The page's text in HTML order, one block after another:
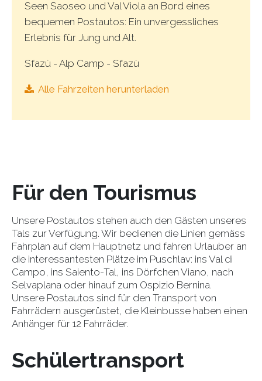
Seen Saoseo und Val Viola an Bord eines
bequemen Postautos: Ein unvergessliches
Erlebnis für Jung und Alt.
Sfazù - Alp Camp - Sfazù
Alle Fahrzeiten herunterladen
Für den Tourismus
Unsere Postautos stehen auch den Gästen unseres
Tals zur Verfügung. Wir bedienen die Linien gemäss
Fahrplan auf dem Hauptnetz und fahren Urlauber an
die interessantesten Plätze im Puschlav: ins Val di
Campo, ins Saiento-Tal, ins Dörfchen Viano, nach
Selvaplana oder hinauf zum Ospizio Bernina.
Unsere Postautos sind für den Transport von
Fahrrädern ausgerüstet, die Kleinbusse haben einen
Anhänger für 12 Fahrräder.
Schülertransport